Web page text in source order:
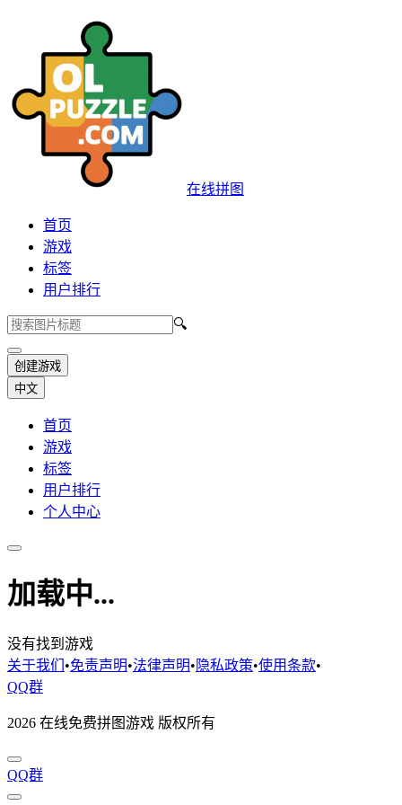
在线拼图
首页
游戏
标签
用户排行
🔍
创建游戏
中文
首页
游戏
标签
用户排行
个人中心
加载中...
没有找到游戏
关于我们 •免责声明•法律声明• 隐私政策•使用条款•
QQ群
2026 在线免费拼图游戏 版权所有
QQ群